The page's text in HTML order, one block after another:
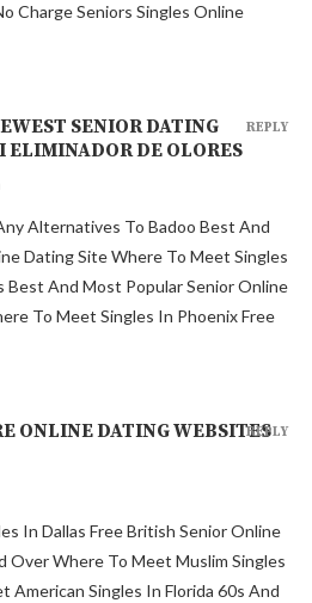
Charge Seniors Singles Online
SENIOR DATING
ELIMINADOR DE OLORES
Alternatives To Badoo Best And
Dating Site Where To Meet Singles
Best And Most Popular Senior Online
To Meet Singles In Phoenix Free
REPLY
ONLINE DATING WEBSITES
In Dallas Free British Senior Online
Over Where To Meet Muslim Singles
American Singles In Florida 60s And
REPLY